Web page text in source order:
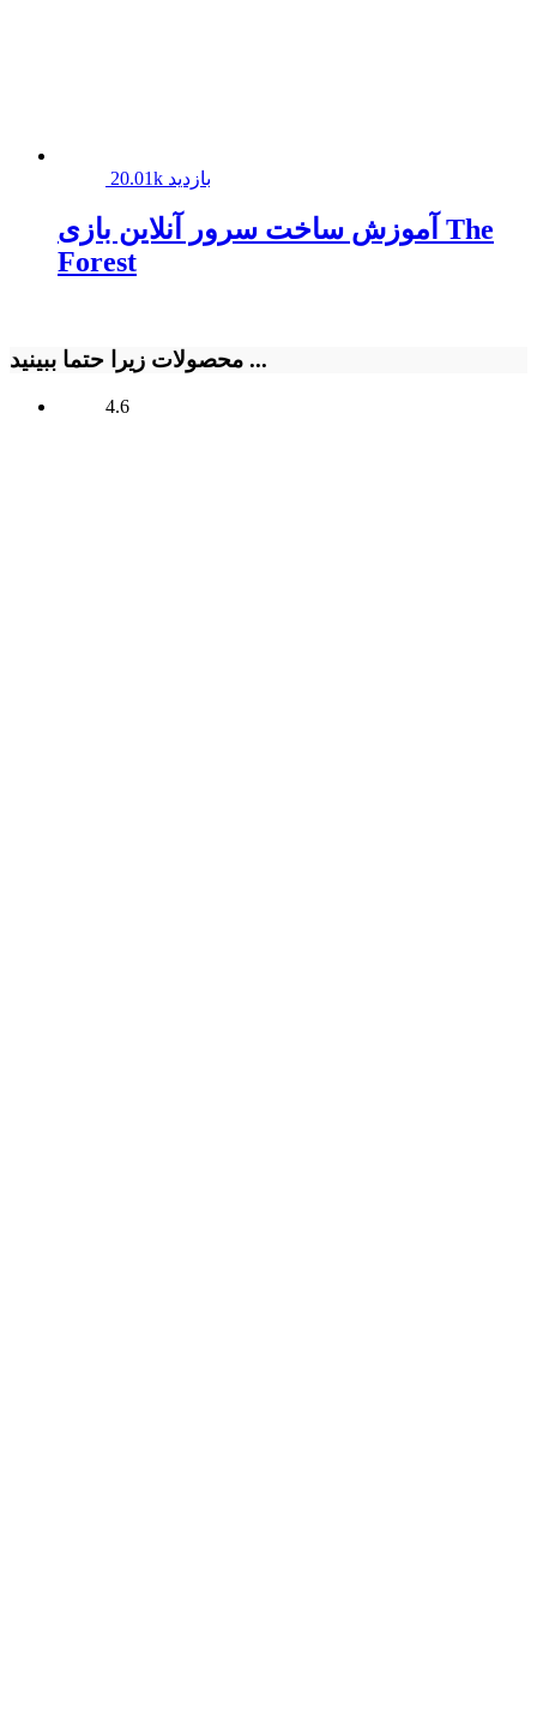
20.01k بازدید
آموزش ساخت سرور آنلاین بازی The
Forest
محصولات زیرا حتما ببینید ...
4.6